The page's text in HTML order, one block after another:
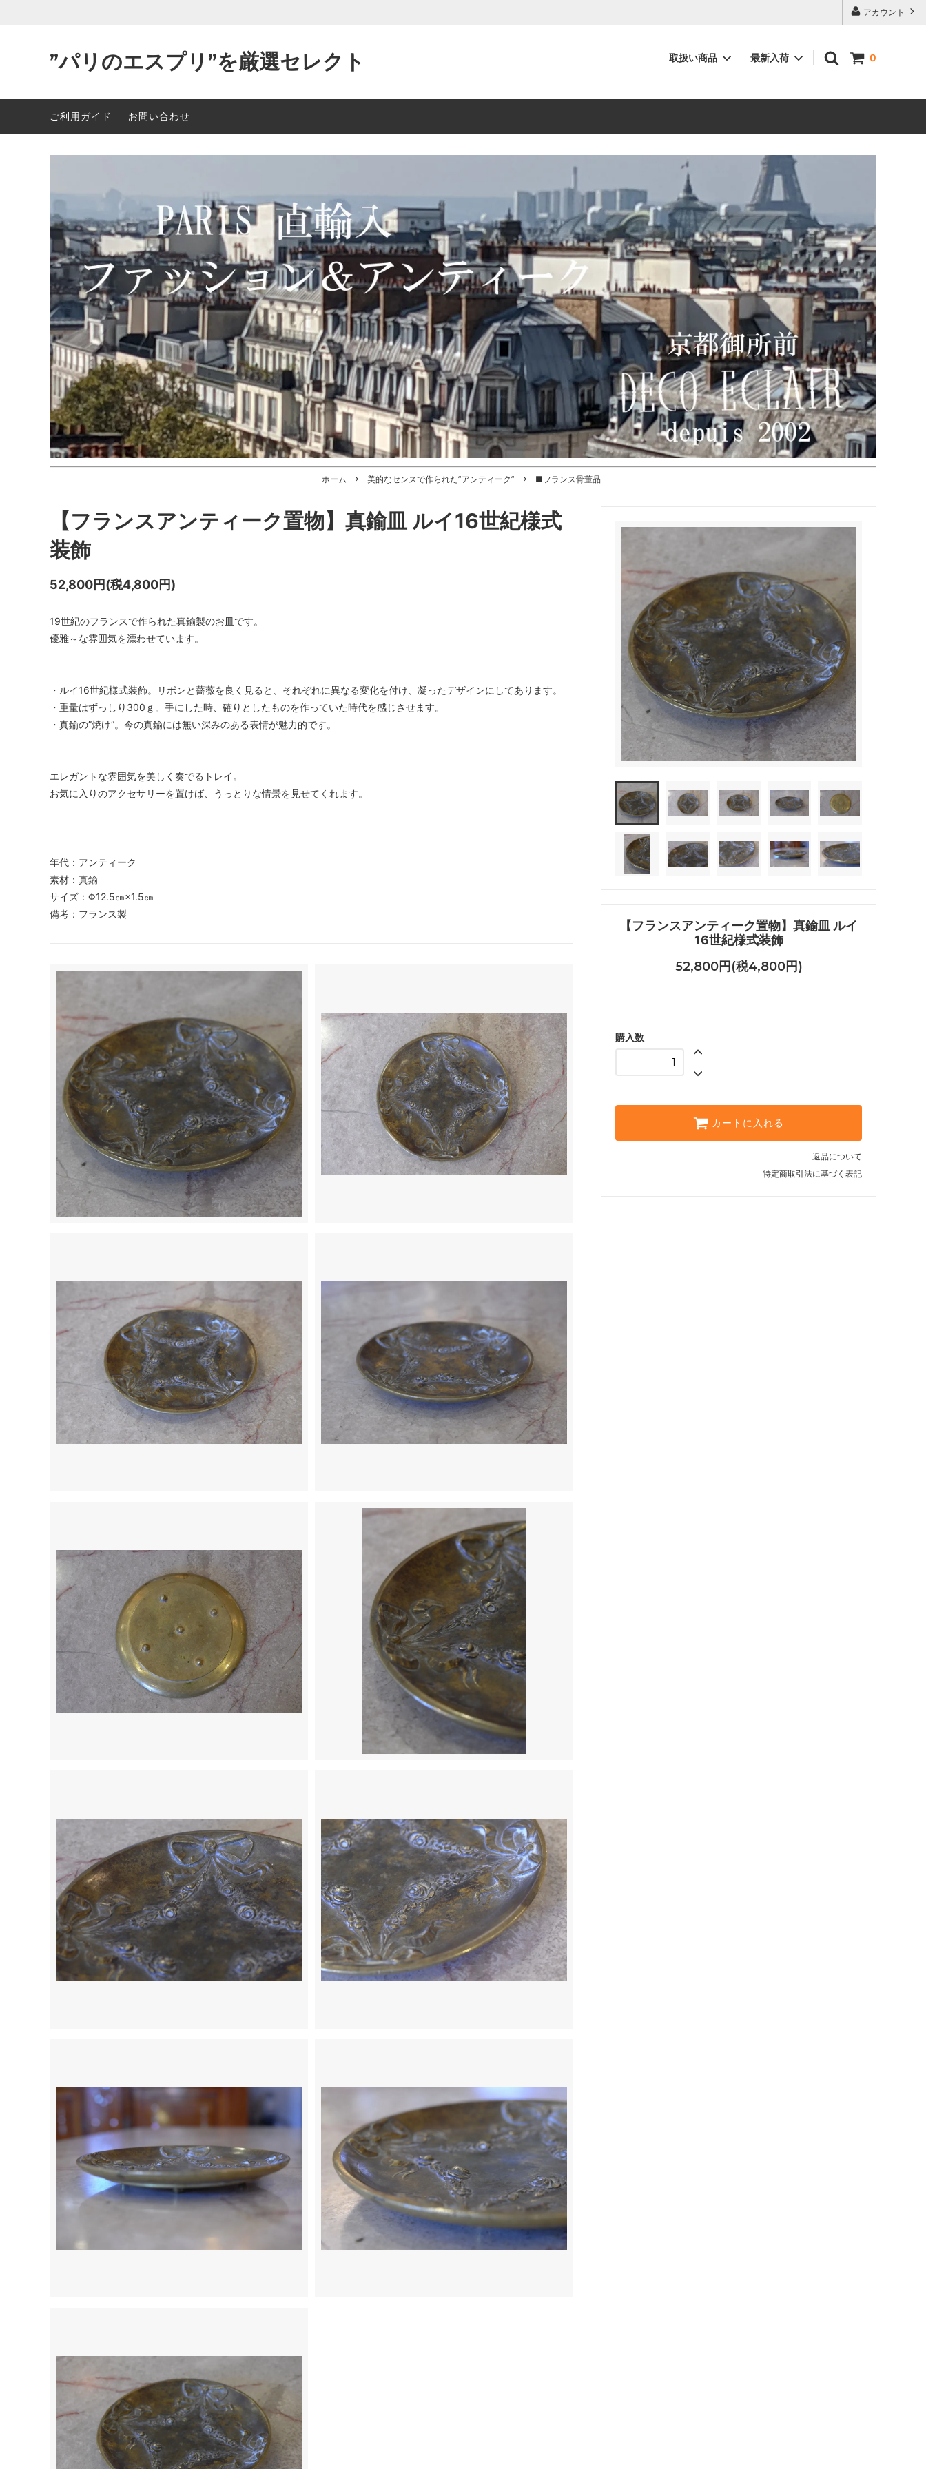
アカウント
”パリのエスプリ”を厳選セレクト 0
取扱い商品 最新入荷
ご利用ガイド
お問い合わせ
ホーム 美的なセンスで作られた”アンティーク” ■フランス骨董品
【フランスアンティーク置物】真鍮皿 ルイ
16世紀様式装飾
52,800円(税4,800円)
購入数
カートに入れる
返品について
特定商取引法に基づく表記
【フランスアンティーク置物】真鍮皿 ルイ16世紀様式
装飾
52,800円(税4,800円)
19世紀のフランスで作られた真鍮製のお皿です。
優雅～な雰囲気を漂わせています。
・ルイ16世紀様式装飾。リボンと薔薇を良く見ると、それぞれに異なる変化を付け、凝ったデザインにしてあります。
・重量はずっしり300ｇ。手にした時、確りとしたものを作っていた時代を感じさせます。
・真鍮の”焼け”。今の真鍮には無い深みのある表情が魅力的です。
エレガントな雰囲気を美しく奏でるトレイ。
お気に入りのアクセサリーを置けば、うっとりな情景を見せてくれます。
年代：アンティーク
素材：真鍮
サイズ：Φ12.5㎝×1.5㎝
備考：フランス製